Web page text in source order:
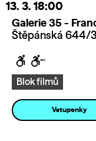
13. 3. 18:00
Galerie 35 -
Štěpánská 644/
Blok filmů
Vstupenky